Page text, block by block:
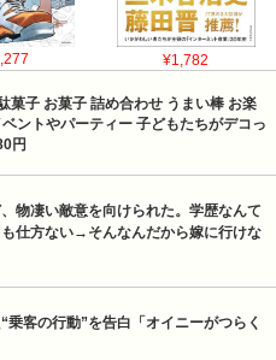
¥1,782
菓子 お菓子 詰め合わせ うまい棒 お楽
ントやパーティー 子どもたちがデコっ
円
物凄い敵意を向けられた。学歴なんて
仕方ない→そんなんだから嫁に行けな
客の行動”を告白「オイニーがつらく